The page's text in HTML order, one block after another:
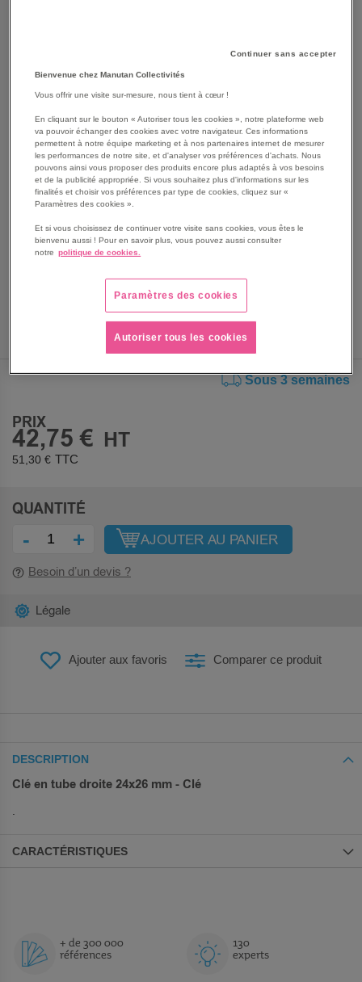
SKIP
BEGINNING
IMAGES
GALLERY
Les avantages
Clé en tube droite 24x26 mm.
Deux ouvertures différentes par clé. .
Corps hexagonal. .
Poids 440 g.
Voir le descriptif complet
Sous 3 semaines
PRIX
42,75 €
51,30 €
QUANTITÉ
- + AJOUTER AU PANIER
Besoin d’un devis ?
Ajouter aux favoris Comparer ce produit
Légale
DESCRIPTION
Clé en tube droite 24x26 mm - Clé
CARACTÉRISTIQUES
+ de 300 000
références
130
experts
Continuer sans accepter
Bienvenue chez Manutan Collectivités
Vous offrir une visite sur-mesure, nous tient à cœur !
En cliquant sur le bouton « Autoriser tous les cookies », notre plateforme web
va pouvoir échanger des cookies avec votre navigateur. Ces informations
permettent à notre équipe marketing et à nos partenaires internet de mesurer
les performances de notre site, et d'analyser vos préférences d'achats. Nous
pouvons ainsi vous proposer des produits encore plus adaptés à vos besoins
et de la publicité appropriée. Si vous souhaitez plus d'informations sur les
finalités et choisir vos préférences par type de cookies, cliquez sur «
Paramètres des cookies ».
Et si vous choisissez de continuer votre visite sans cookies, vous êtes le
bienvenu aussi ! Pour en savoir plus, vous pouvez aussi consulter
notre politique de cookies.
Paramètres des cookies
Autoriser tous les cookies